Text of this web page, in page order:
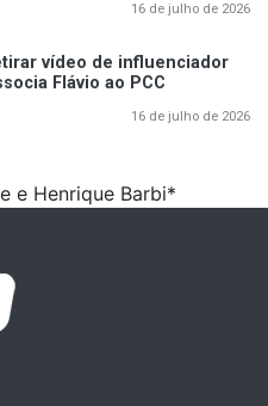
16 de julho de 2026
vídeo de influenciador
Flávio ao PCC
16 de julho de 2026
e Henrique Barbi*